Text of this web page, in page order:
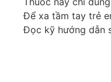
Để xa tầm tay trẻ
Đọc kỹ hướng dẫn